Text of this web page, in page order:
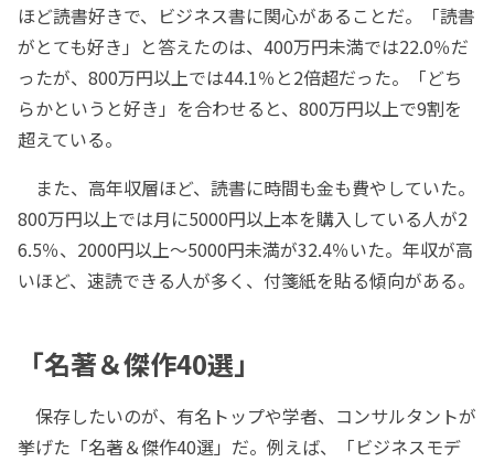
ほど読書好きで、ビジネス書に関心があることだ。「読書
がとても好き」と答えたのは、400万円未満では22.0％だ
ったが、800万円以上では44.1％と2倍超だった。「どち
らかというと好き」を合わせると、800万円以上で9割を
超えている。
また、高年収層ほど、読書に時間も金も費やしていた。
800万円以上では月に5000円以上本を購入している人が2
6.5％、2000円以上～5000円未満が32.4％いた。年収が高
いほど、速読できる人が多く、付箋紙を貼る傾向がある。
「名著＆傑作40選」
保存したいのが、有名トップや学者、コンサルタントが
挙げた「名著＆傑作40選」だ。例えば、「ビジネスモデ